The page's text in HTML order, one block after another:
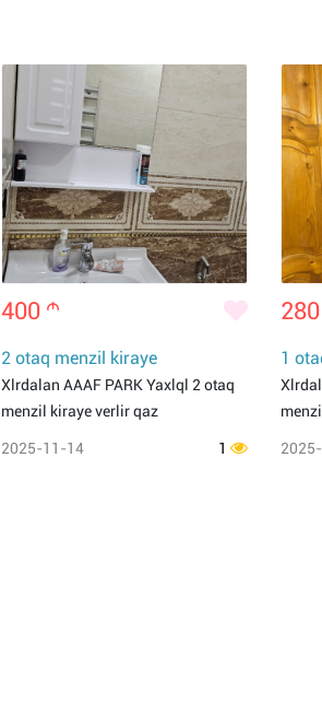
400 m
2 otaq menzil kiraye
Xlrdalan AAAF PARK Yaxlql 2 otaq
menzil kiraye verlir qaz
2025-11-14 1
280
1